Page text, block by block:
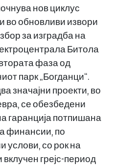
нов циклус
во обновливи извори
за изградба на
Битола
фаза од
парк „Богданци“.
значајни проекти, во
се обезбедени
гаранција потпишана
финансии, по
услови, со рок на
вклучен грејс-период